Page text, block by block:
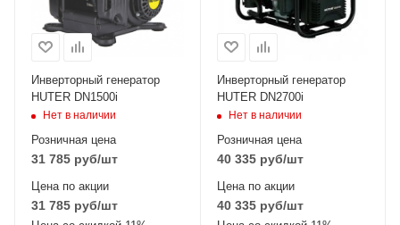
Инверторный генератор
HUTER DN1500i
Нет в наличии
Розничная цена
31 785 руб/шт
Цена по акции
31 785 руб/шт
Инверторный генератор
HUTER DN2700i
Нет в наличии
Розничная цена
40 335руб/шт
Цена по акции
40 335руб/шт